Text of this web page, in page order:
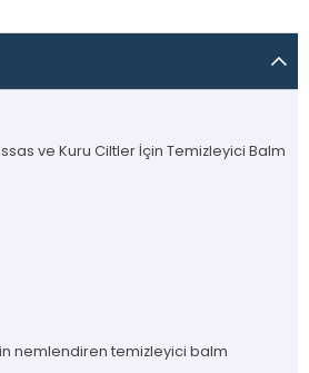
ve Kuru Ciltler İçin Temizleyici Balm
nemlendiren temizleyici balm